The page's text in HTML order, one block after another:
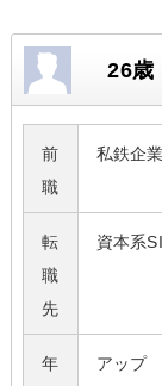
26歳
前
職
私鉄企
転
職
先
資本系
年
アップ